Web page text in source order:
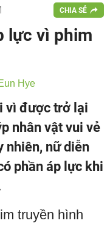
CHIA SẺ
lực vì phim
Hye
vì được trở lại
nhân vật vui vẻ
nhiên, nữ diễn
phần áp lực khi
truyền hình